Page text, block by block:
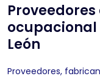
ocupacional
León
Proveedores,